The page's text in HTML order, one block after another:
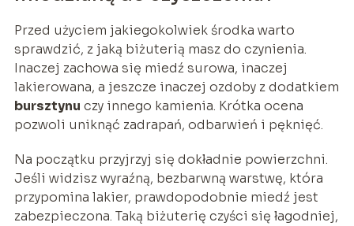
Przed użyciem jakiegokolwiek środka warto
sprawdzić, z jaką biżuterią masz do czynienia.
Inaczej zachowa się miedź surowa, inaczej
lakierowana, a jeszcze inaczej ozdoby z dodatkiem
bursztynu czy innego kamienia. Krótka ocena
pozwoli uniknąć zadrapań, odbarwień i pęknięć.
Na początku przyjrzyj się dokładnie powierzchni.
Jeśli widzisz wyraźną, bezbarwną warstwę, która
przypomina lakier, prawdopodobnie miedź jest
zabezpieczona. Taką biżuterię czyści się łagodniej,